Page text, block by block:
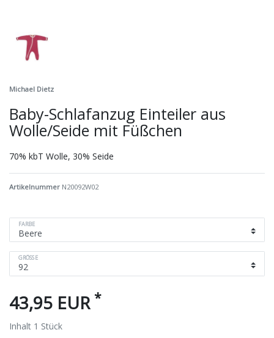
Michael Dietz
Baby-Schlafanzug Einteiler aus
Wolle/Seide mit Füßchen
70% kbT Wolle, 30% Seide
Artikelnummer N20092W02
FARBE
GRÖSSE
43,95 EUR *
Inhalt 1 Stück